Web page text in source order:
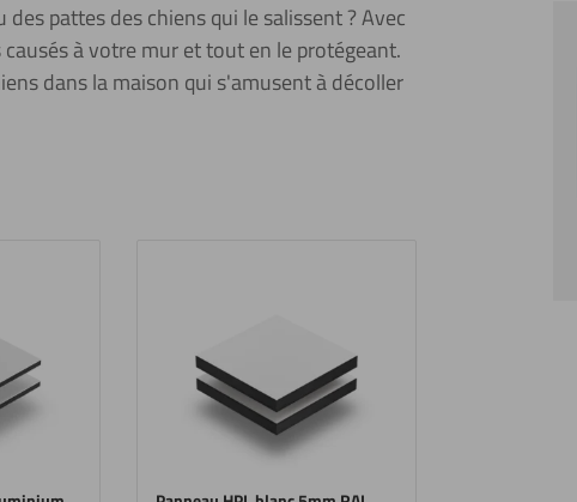
pattes des chiens qui le salissent ? Avec
à votre mur et tout en le protégeant.
dans la maison qui s'amusent à décoller